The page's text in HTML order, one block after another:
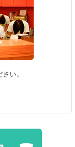
い。